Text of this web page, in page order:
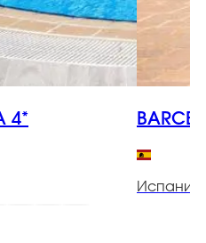
4*
Испания